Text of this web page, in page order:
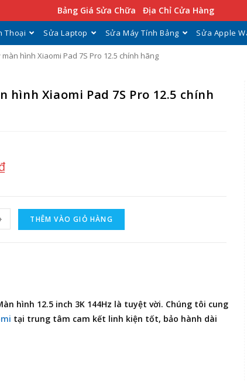
Bảng Giá Sửa Chữa Địa Chỉ Cửa Hàng
Thoại Sửa Laptop Sửa Máy Tính Bảng Sửa Apple
màn hình Xiaomi Pad 7S Pro 12.5 chính hãng
hình Xiaomi Pad 7S Pro 12.5 chính
THÊM VÀO GIỎ HÀNG
hình 12.5 inch 3K 144Hz là tuyệt vời. Chúng tôi cung
tại trung tâm cam kết linh kiện tốt, bảo hành dài